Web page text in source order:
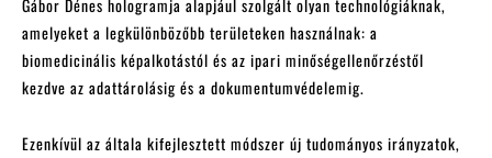
Gábor Dénes hologramja alapjául szolgált olyan technológiáknak,
amelyeket a legkülönbözőbb területeken használnak: a
biomedicinális képalkotástól és az ipari minőségellenőrzéstől
kezdve az adattárolásig és a dokumentumvédelemig.
Ezenkívül az általa kifejlesztett módszer új tudományos irányzatok,